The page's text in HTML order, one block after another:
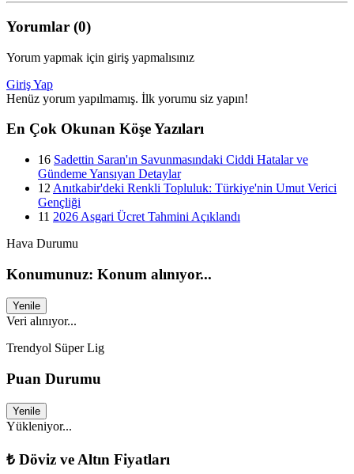
Yorumlar (0)
Yorum yapmak için giriş yapmalısınız
Giriş Yap
Henüz yorum yapılmamış. İlk yorumu siz yapın!
En Çok Okunan Köşe Yazıları
16 Sadettin Saran'ın Savunmasındaki Ciddi Hatalar ve
Gündeme Yansıyan Detaylar
12 Anıtkabir'deki Renkli Topluluk: Türkiye'nin Umut Verici
Gençliği
11 2026 Asgari Ücret Tahmini Açıklandı
Hava Durumu
Konumunuz: Konum alınıyor...
Yenile
Veri alınıyor...
Trendyol Süper Lig
Puan Durumu
Yenile
Yükleniyor...
₺ Döviz ve Altın Fiyatları